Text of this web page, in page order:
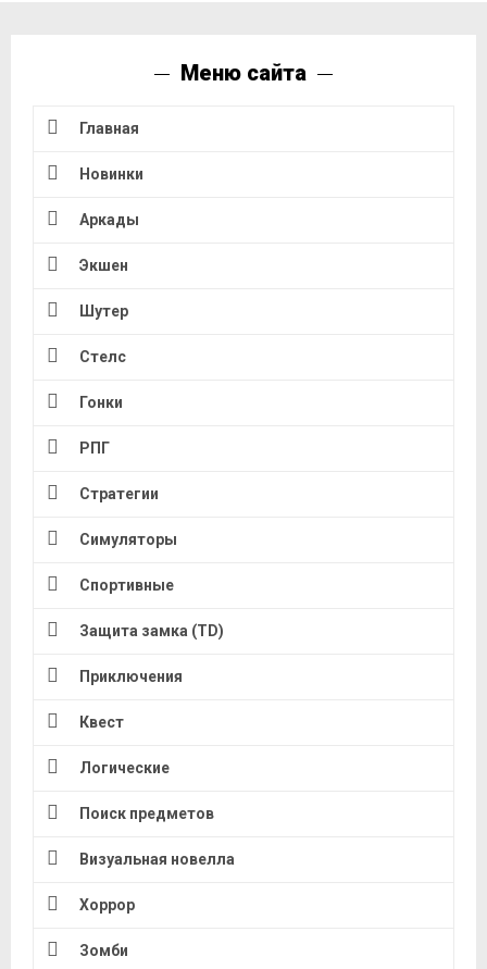
Меню сайта
Главная
Новинки
Аркады
Экшен
Шутер
Стелс
Гонки
РПГ
Стратегии
Симуляторы
Спортивные
Защита замка (TD)
Приключения
Квест
Логические
Поиск предметов
Визуальная новелла
Хоррор
Зомби